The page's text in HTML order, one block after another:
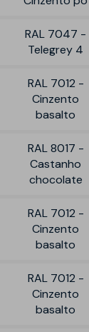
RAL 7047 -
Telegrey 4
RAL 7012 -
Cinzento
basalto
RAL 8017 -
Castanho
chocolate
RAL 7012 -
Cinzento
basalto
RAL 7012 -
Cinzento
basalto